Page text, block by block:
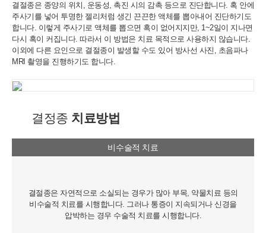
결절종은 종양의 위치, 운동성, 촉진 시의 감촉 등으로 진단합니다. 혹 안에
주사기를 넣어 투명한 젤리처럼 생긴 끈끈한 액체를 뽑아내어 진단하기도
합니다. 이렇게 주사기로 액체를 뽑으면 혹이 없어지지만, 1~2일이 지나면
다시 혹이 커집니다. 따라서 이 방법은 치료 목적으로 사용하지 않습니다.
이외에 다른 요인으로 결절종이 발생할 수도 있어 방사선 사진, 초음파나
MRI 촬영을 진행하기도 합니다.
결정종 치료방법
비수술적 치료
결절종은 자연적으로 소실되는 경우가 많아 부목, 약물치료 등의
비수술적 치료를 시행합니다. 그러나 통증이 지속되거나 신경을
압박하는 경우 수술적 치료를 시행합니다.
령, 지역
- 기타정보: 내원정보, 처방정보, 진료정보, 카드사명, 카드번호 등 카
드결제 승인정보
- 14세미만 개인회원: 법정 대리인 정보(주민등록번호 또는 아이핀
번호, 휴대전화 정보)
- 수집항목: 이름, 연락처, 이메일, 나이, 성별, 연령, 지역, 관심부위,
- 기타정보: 내원정보, 처방정보, 진료정보, 카드사명, 카드번호 등 카
드결제 승인정보
- 홈페이지, 온라인상담, 전화상담, 카카오톡상담, 실시간상담, 상담
3. 서비스 이용과정에서 아래와 같은 정보들이 자동으로 생성되어 수
집될 수 있습니다.
- IP Address, 쿠키, 방문 일시, 서비스 이용 기록, 불량 이용 기록